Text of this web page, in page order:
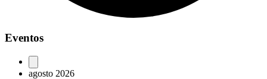
Eventos
agosto 2026